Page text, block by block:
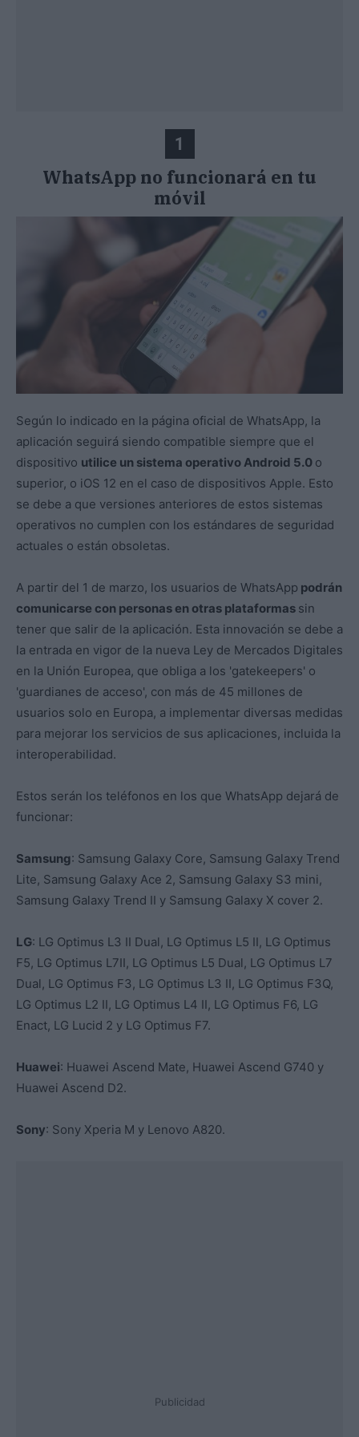
1
WhatsApp no funcionará en tu
móvil
Según lo indicado en la página oficial de WhatsApp, la
aplicación seguirá siendo compatible siempre que el
dispositivo utilice un sistema operativo Android 5.0 o
superior, o iOS 12 en el caso de dispositivos Apple. Esto
se debe a que versiones anteriores de estos sistemas
operativos no cumplen con los estándares de seguridad
actuales o están obsoletas.
A partir del 1 de marzo, los usuarios de WhatsApp podrán
comunicarse con personas en otras plataformas sin
tener que salir de la aplicación. Esta innovación se debe a
la entrada en vigor de la nueva Ley de Mercados Digitales
en la Unión Europea, que obliga a los 'gatekeepers' o
'guardianes de acceso', con más de 45 millones de
usuarios solo en Europa, a implementar diversas medidas
para mejorar los servicios de sus aplicaciones, incluida la
interoperabilidad.
Estos serán los teléfonos en los que WhatsApp dejará de
funcionar:
Samsung: Samsung Galaxy Core, Samsung Galaxy Trend
Lite, Samsung Galaxy Ace 2, Samsung Galaxy S3 mini,
Samsung Galaxy Trend II y Samsung Galaxy X cover 2.
LG: LG Optimus L3 II Dual, LG Optimus L5 II, LG Optimus
F5, LG Optimus L7II, LG Optimus L5 Dual, LG Optimus L7
Dual, LG Optimus F3, LG Optimus L3 II, LG Optimus F3Q,
LG Optimus L2 II, LG Optimus L4 II, LG Optimus F6, LG
Enact, LG Lucid 2 y LG Optimus F7.
Huawei: Huawei Ascend Mate, Huawei Ascend G740 y
Huawei Ascend D2.
Sony: Sony Xperia M y Lenovo A820.
Publicidad